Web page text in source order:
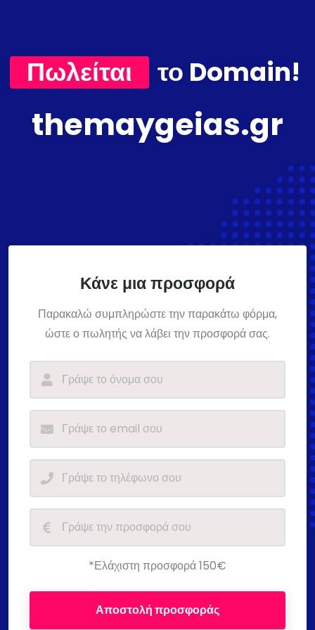
Πωλείται το Domain!
themaygeias.gr
Κάνε μια προσφορά
Παρακαλώ συμπληρώστε την παρακάτω φόρμα,
ώστε ο πωλητής να λάβει την προσφορά σας.
*Ελάχιστη προσφορά 150€
Αποστολή προσφοράς